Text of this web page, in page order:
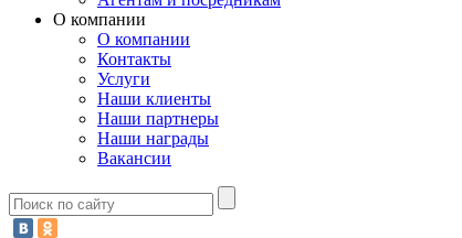
О компании
О компании
Контакты
Услуги
Наши клиенты
Наши партнеры
Наши награды
Вакансии